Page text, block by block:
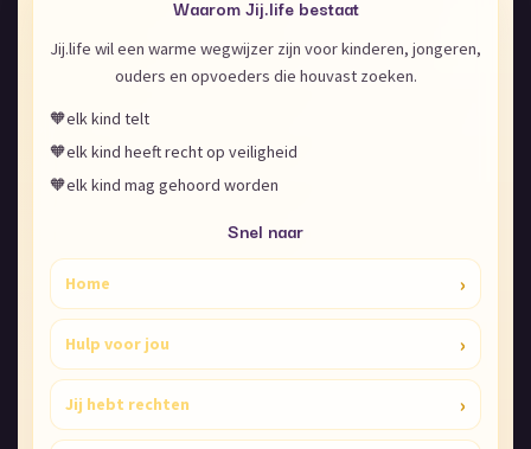
Waarom Jij.life bestaat
Jij.life wil een warme wegwijzer zijn voor kinderen, jongeren,
ouders en opvoeders die houvast zoeken.
🧡elk kind telt
🧡elk kind heeft recht op veiligheid
🧡elk kind mag gehoord worden
Snel naar
Home ›
Hulp voor jou ›
Jij hebt rechten ›